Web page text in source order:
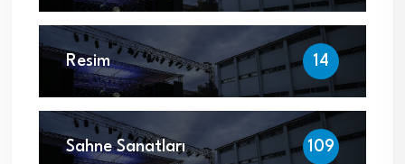
Resim 14
Sahne Sanatları 109